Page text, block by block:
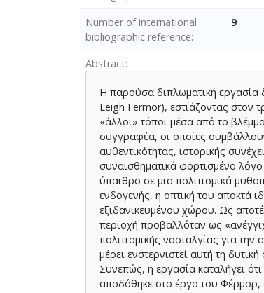
Number of international
bibliographic reference
9
Abstract
Η παρούσα διπλωματική εργασία
Leigh Fermor), εστιάζοντας στον
«άλλοι» τόποι μέσα από το
συγγραφέα, οι οποίες
αυθεντικότητας, ιστορικής
συναισθηματικά φορτισμένο λόγο
ύπαιθρο σε μια πολιτισμικά
ενδογενής, η οπτική του αποκτά
εξιδανικευμένου χώρου. Ως
περιοχή προβαλλόταν ως
πολιτισμικής νοσταλγίας για
μέρει ενστερνιστεί αυτή τη
Συνεπώς, η εργασία καταλήγει
αποδόθηκε στο έργο του Φέρμορ,